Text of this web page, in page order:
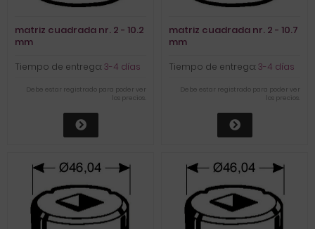
matriz cuadrada nr. 2 - 10.2
mm
Tiempo de entrega:3-4 días
Debe estar registrado para poder ver
los precios.
matriz cuadrada nr. 2 - 10.7
mm
Tiempo de entrega:3-4 días
Debe estar registrado para poder ver
los precios.